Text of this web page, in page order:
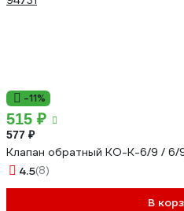
-11%
515 ₽
577 ₽
Клапан обратный КО-К-6/9 / 6/
4.5(8)
В